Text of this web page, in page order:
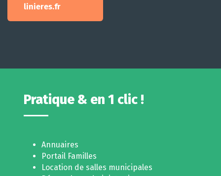
linieres.fr
Pratique & en 1 clic !
Annuaires
Portail Familles
Location de salles municipales